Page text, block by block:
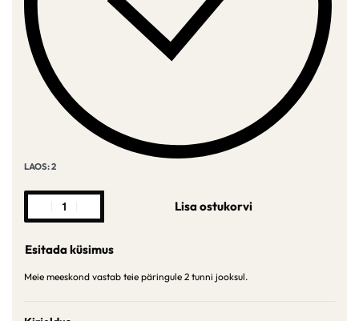
LAOS: 2
Lisa ostukorvi
Esitada küsimus
Meie meeskond vastab teie päringule 2 tunni jooksul.